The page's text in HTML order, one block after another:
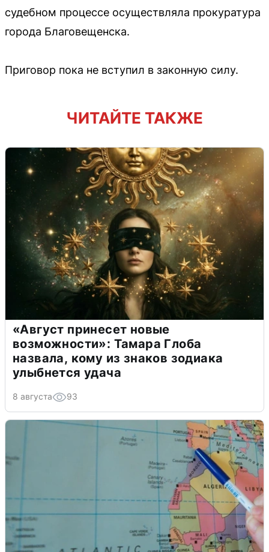
судебном процессе осуществляла прокуратура
города Благовещенска.
Приговор пока не вступил в законную силу.
ЧИТАЙТЕ ТАКЖЕ
«Август принесет новые
возможности»: Тамара Глоба
назвала, кому из знаков зодиака
улыбнется удача
8 августа 93